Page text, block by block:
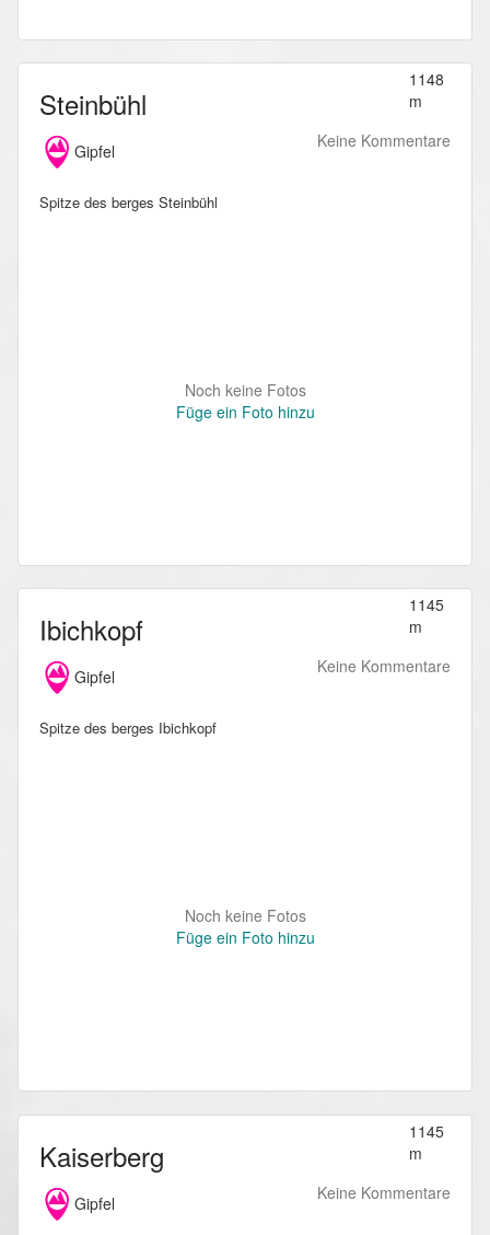
Steinbühl
1148
m
Gipfel
Keine Kommentare
Spitze des berges Steinbühl
Noch keine Fotos
Füge ein Foto hinzu
Ibichkopf
1145
m
Gipfel
Keine Kommentare
Spitze des berges Ibichkopf
Noch keine Fotos
Füge ein Foto hinzu
Kaiserberg
1145
m
Gipfel
Keine Kommentare